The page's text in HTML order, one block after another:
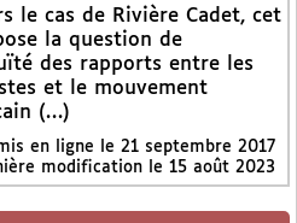
le cas de Rivière Cadet, cet
la question de
des rapports entre les
et le mouvement
(…)
en ligne le 21 septembre 2017
modification le 15 août 2023